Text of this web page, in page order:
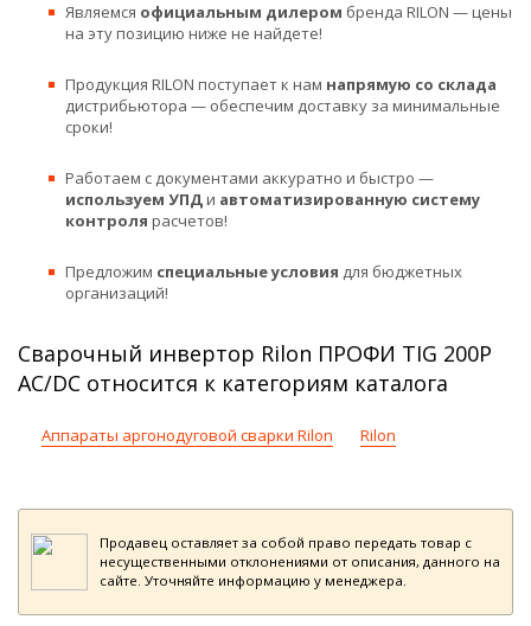
Являемся официальным дилером бренда RILON — цены
на эту позицию ниже не найдете!
Продукция RILON поступает к нам напрямую со склада
дистрибьютора — обеспечим доставку за минимальные
сроки!
Работаем с документами аккуратно и быстро —
используем УПДи автоматизированную систему
контроля расчетов!
Предложим специальные условия для бюджетных
организаций!
Сварочный инвертор Rilon ПРОФИ TIG 200P
AC/DC относится к категориям каталога
Аппараты аргонодуговой сварки Rilon Rilon
Продавец оставляет за собой право передать товар с
несущественными отклонениями от описания, данного на
сайте. Уточняйте информацию у менеджера.